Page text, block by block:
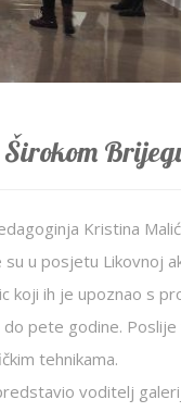
Kristina
u posjetu Likovnoj
koji ih je upoznao s
pete godine.
tehnikama.
voditelj